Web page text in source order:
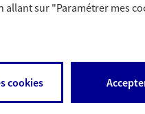
Ma
sur
allant sur "Paramétrer mes
cookies